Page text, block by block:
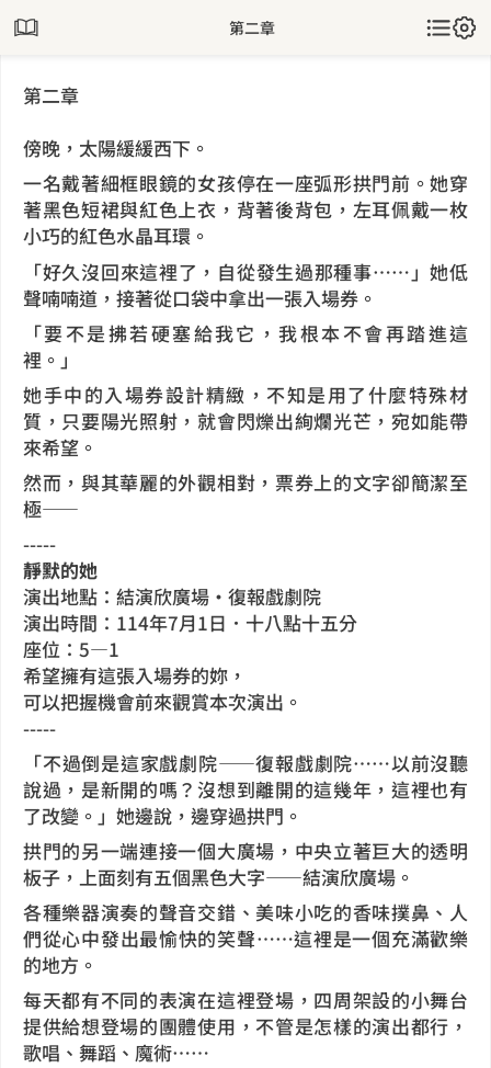
第二章
第二章
傍晚，太陽緩緩西下。
一名戴著細框眼鏡的女孩停在一座弧形拱門前。她穿
著黑色短裙與紅色上衣，背著後背包，左耳佩戴一枚
小巧的紅色水晶耳環。
「好久沒回來這裡了，自從發生過那種事⋯⋯」她低
聲喃喃道，接著從口袋中拿出一張入場券。
「要不是拂若硬塞給我它，我根本不會再踏進這
裡。」
她手中的入場券設計精緻，不知是用了什麼特殊材
質，只要陽光照射，就會閃爍出絢爛光芒，宛如能帶
來希望。
然而，與其華麗的外觀相對，票券上的文字卻簡潔至
極——
-----
靜默的她
演出地點：結演欣廣場•復報戲劇院
演出時間：114年7月1日．十八點十五分
座位：5—1
希望擁有這張入場券的妳，
可以把握機會前來觀賞本次演出。
-----
「不過倒是這家戲劇院——復報戲劇院⋯⋯以前沒聽
說過，是新開的嗎？沒想到離開的這幾年，這裡也有
了改變。」她邊說，邊穿過拱門。
拱門的另一端連接一個大廣場，中央立著巨大的透明
板子，上面刻有五個黑色大字——結演欣廣場。
各種樂器演奏的聲音交錯、美味小吃的香味撲鼻、人
們從心中發出最愉快的笑聲⋯⋯這裡是一個充滿歡樂
的地方。
每天都有不同的表演在這裡登場，四周架設的小舞台
提供給想登場的團體使用，不管是怎樣的演出都行，
歌唱、舞蹈、魔術⋯⋯